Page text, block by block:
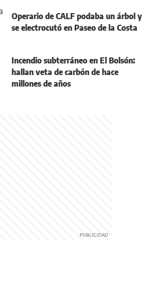
Operario de CALF podaba un árbol y
se electrocutó en Paseo de la Costa
Incendio subterráneo en El Bolsón:
hallan veta de carbón de hace
millones de años